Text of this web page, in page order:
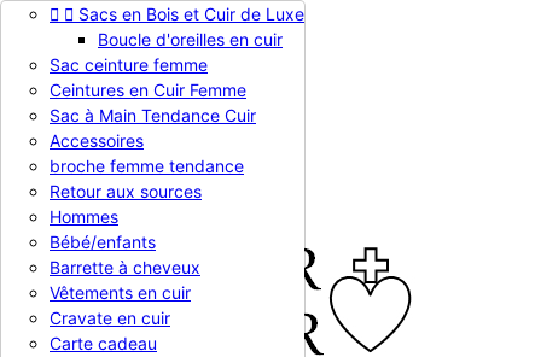
Appelez-nous :0786510612
EUR € 
EUR €
RUB RUB
Connexion
shopping_cart Panier (0)
  Sacs en Bois et Cuir de Luxe
Boucle d'oreilles en cuir
Sac ceinture femme
Ceintures en Cuir Femme
Sac à Main Tendance Cuir
Accessoires
broche femme tendance
Retour aux sources
Hommes
Bébé/enfants
Barrette à cheveux
Vêtements en cuir
Cravate en cuir
Carte cadeau